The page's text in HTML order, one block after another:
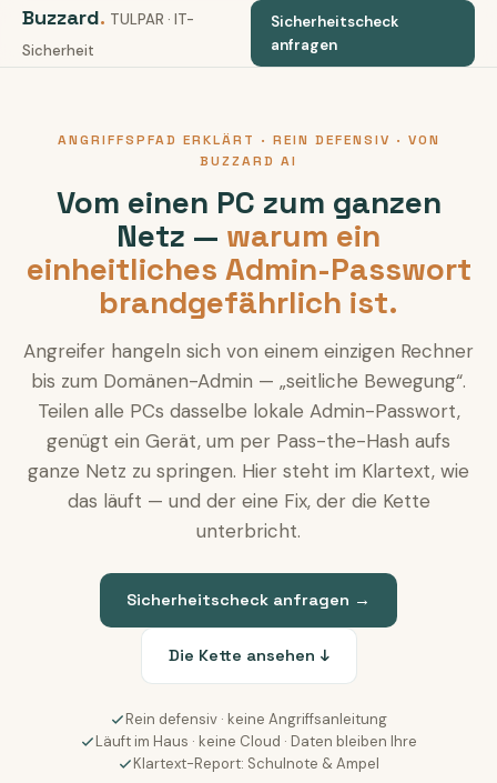
Buzzard. TULPAR · IT-
Sicherheit
Sicherheitscheck
anfragen
ANGRIFFSPFAD ERKLÄRT · REIN DEFENSIV · VON
BUZZARD AI
Vom einen PC zum ganzen
Netz — warum ein
einheitliches Admin-Passwort
brandgefährlich ist.
Angreifer hangeln sich von einem einzigen Rechner
bis zum Domänen-Admin — „seitliche Bewegung“.
Teilen alle PCs dasselbe lokale Admin-Passwort,
genügt ein Gerät, um per Pass-the-Hash aufs
ganze Netz zu springen. Hier steht im Klartext, wie
das läuft — und der eine Fix, der die Kette
unterbricht.
Sicherheitscheck anfragen →
Die Kette ansehen ↓
Rein defensiv · keine Angriffsanleitung
Läuft im Haus · keine Cloud · Daten bleiben Ihre
Klartext-Report: Schulnote & Ampel